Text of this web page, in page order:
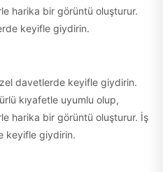
harika bir görüntü oluşturur.
keyifle giydirin.
davetlerde keyifle giydirin.
kıyafetle uyumlu olup,
harika bir görüntü oluşturur. İş
keyifle giydirin.